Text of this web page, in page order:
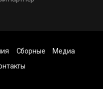
Сборные
Медиа